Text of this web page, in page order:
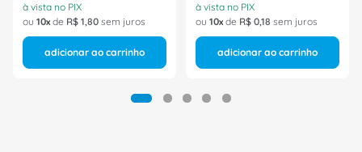
à vista no PIX
ou 10 de R$ 1,80 sem juros
adicionar ao carrinho
à vista no PIX
ou 10 de R$ 0,18 sem juros
adicionar ao carrinho